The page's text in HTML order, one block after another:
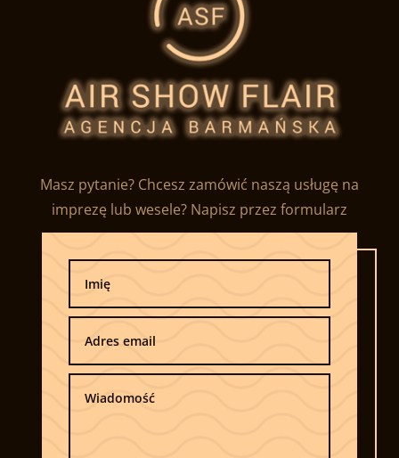
Masz pytanie? Chcesz zamówić naszą usługę na
imprezę lub wesele? Napisz przez formularz